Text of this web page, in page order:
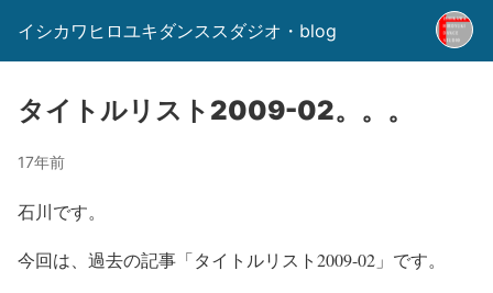
イシカワヒロユキダンススダジオ・blog
タイトルリスト2009-02。。。
17年前
石川です。
今回は、過去の記事「タイトルリスト2009-02」です。